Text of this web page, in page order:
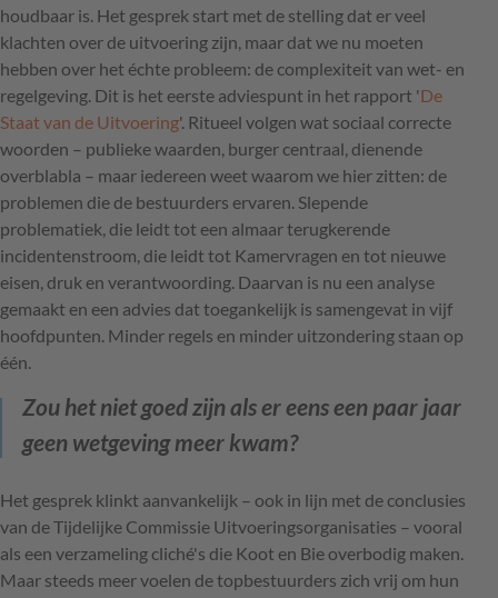
houdbaar is. Het gesprek start met de stelling dat er veel
klachten over de uitvoering zijn, maar dat we nu moeten
hebben over het échte probleem: de complexiteit van wet- en
regelgeving. Dit is het eerste adviespunt in het rapport 'De
Staat van de Uitvoering'. Ritueel volgen wat sociaal correcte
woorden – publieke waarden, burger centraal, dienende
overblabla – maar iedereen weet waarom we hier zitten: de
problemen die de bestuurders ervaren. Slepende
problematiek, die leidt tot een almaar terugkerende
incidentenstroom, die leidt tot Kamervragen en tot nieuwe
eisen, druk en verantwoording. Daarvan is nu een analyse
gemaakt en een advies dat toegankelijk is samengevat in vijf
hoofdpunten. Minder regels en minder uitzondering staan op
één.
Zou het niet goed zijn als er eens een paar jaar
geen wetgeving meer kwam?
Het gesprek klinkt aanvankelijk – ook in lijn met de conclusies
van de Tijdelijke Commissie Uitvoeringsorganisaties – vooral
als een verzameling cliché's die Koot en Bie overbodig maken.
Maar steeds meer voelen de topbestuurders zich vrij om hun